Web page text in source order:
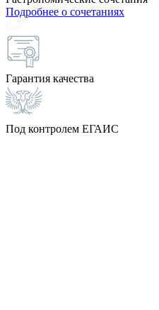
Подробнее о сочетаниях
Гарантия качества
Под контролем ЕГАИС